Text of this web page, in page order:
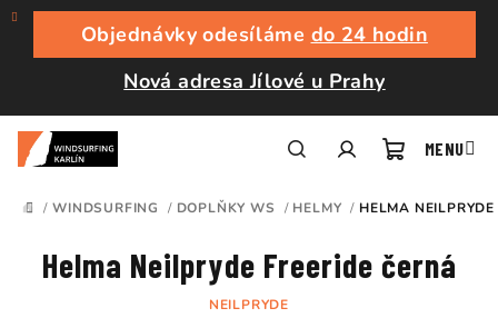
Přejít
obsah
Objednávky odesíláme do 24 hodin
Nová adresa Jílové u Prahy
košík
DOMŮ
/ WINDSURFING / DOPLŇKY WS / HELMY / HELMA
Helma Neilpryde Freeride černá
NEILPRYDE